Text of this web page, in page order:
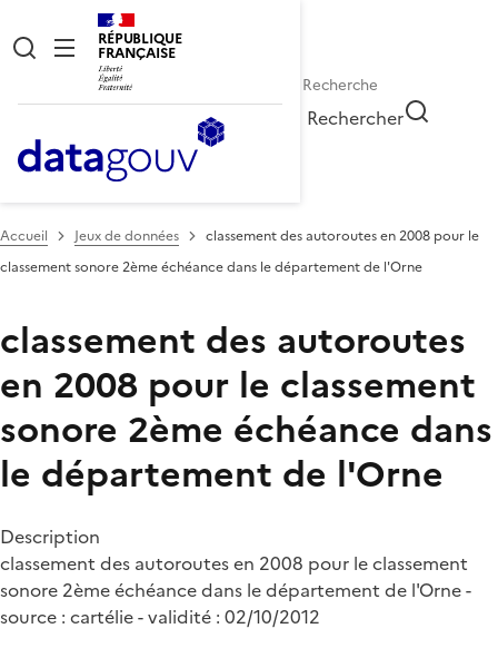
RÉPUBLIQUE
FRANÇAISE
Rechercher
Accueil Jeux de données
classement des autoroutes en 2008 pour le
classement sonore 2ème échéance dans le département de l'Orne
classement des autoroutes
en 2008 pour le classement
sonore 2ème échéance dans
le département de l'Orne
Description
classement des autoroutes en 2008 pour le classement
sonore 2ème échéance dans le département de l'Orne -
source : cartélie - validité : 02/10/2012